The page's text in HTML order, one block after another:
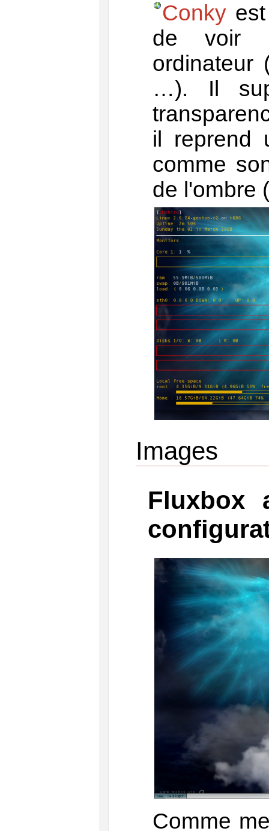
Conky
de voir
ordinateur
…). Il
il reprend
comme
de l'ombre
Images
Fluxbox
Comme